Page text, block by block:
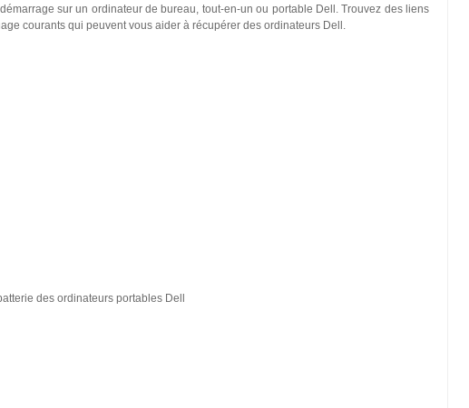
sur un ordinateur de bureau, tout-en-un ou portable Dell. Trouvez des liens
courants qui peuvent vous aider à récupérer des ordinateurs Dell.
des ordinateurs portables Dell